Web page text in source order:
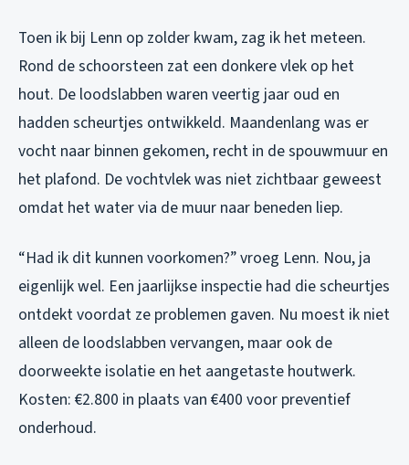
Toen ik bij Lenn op zolder kwam, zag ik het meteen.
Rond de schoorsteen zat een donkere vlek op het
hout. De loodslabben waren veertig jaar oud en
hadden scheurtjes ontwikkeld. Maandenlang was er
vocht naar binnen gekomen, recht in de spouwmuur en
het plafond. De vochtvlek was niet zichtbaar geweest
omdat het water via de muur naar beneden liep.
“Had ik dit kunnen voorkomen?” vroeg Lenn. Nou, ja
eigenlijk wel. Een jaarlijkse inspectie had die scheurtjes
ontdekt voordat ze problemen gaven. Nu moest ik niet
alleen de loodslabben vervangen, maar ook de
doorweekte isolatie en het aangetaste houtwerk.
Kosten: €2.800 in plaats van €400 voor preventief
onderhoud.